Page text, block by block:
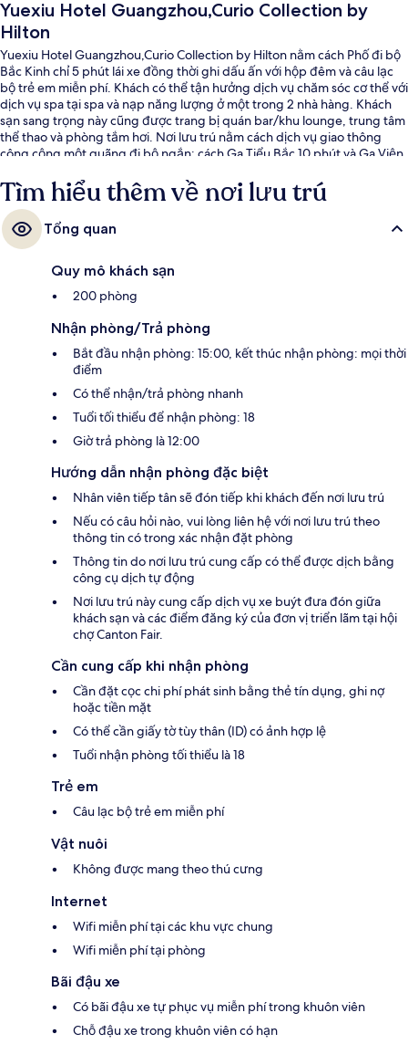
Yuexiu Hotel Guangzhou,Curio Collection by
Hilton
Yuexiu Hotel Guangzhou,Curio Collection by Hilton nằm cách Phố đi bộ
Bắc Kinh chỉ 5 phút lái xe đồng thời ghi dấu ấn với hộp đêm và câu lạc
bộ trẻ em miễn phí. Khách có thể tận hưởng dịch vụ chăm sóc cơ thể với
dịch vụ spa tại spa và nạp năng lượng ở một trong 2 nhà hàng. Khách
sạn sang trọng này cũng được trang bị quán bar/khu lounge, trung tâm
thể thao và phòng tắm hơi. Nơi lưu trú nằm cách dịch vụ giao thông
công cộng một quãng đi bộ ngắn: cách Ga Tiểu Bắc 10 phút và Ga Viện
Tìm hiểu thêm về nơi lưu trú
Tổng quan
Quy mô khách sạn
200 phòng
Nhận phòng/Trả phòng
Bắt đầu nhận phòng: 15:00, kết thúc nhận phòng: mọi thời
điểm
Có thể nhận/trả phòng nhanh
Tuổi tối thiểu để nhận phòng: 18
Giờ trả phòng là 12:00
Hướng dẫn nhận phòng đặc biệt
Nhân viên tiếp tân sẽ đón tiếp khi khách đến nơi lưu trú
Nếu có câu hỏi nào, vui lòng liên hệ với nơi lưu trú theo
thông tin có trong xác nhận đặt phòng
Thông tin do nơi lưu trú cung cấp có thể được dịch bằng
công cụ dịch tự động
Nơi lưu trú này cung cấp dịch vụ xe buýt đưa đón giữa
khách sạn và các điểm đăng ký của đơn vị triển lãm tại hội
chợ Canton Fair.
Cần cung cấp khi nhận phòng
Cần đặt cọc chi phí phát sinh bằng thẻ tín dụng, ghi nợ
hoặc tiền mặt
Có thể cần giấy tờ tùy thân (ID) có ảnh hợp lệ
Tuổi nhận phòng tối thiểu là 18
Trẻ em
Câu lạc bộ trẻ em miễn phí
Vật nuôi
Không được mang theo thú cưng
Internet
Wifi miễn phí tại các khu vực chung
Wifi miễn phí tại phòng
Bãi đậu xe
Có bãi đậu xe tự phục vụ miễn phí trong khuôn viên
Chỗ đậu xe trong khuôn viên có hạn